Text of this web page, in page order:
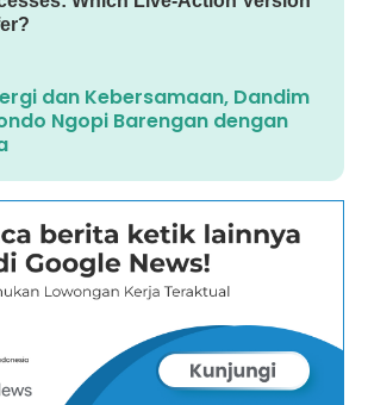
dan Kebersamaan, Dandim
Ngopi Barengan dengan